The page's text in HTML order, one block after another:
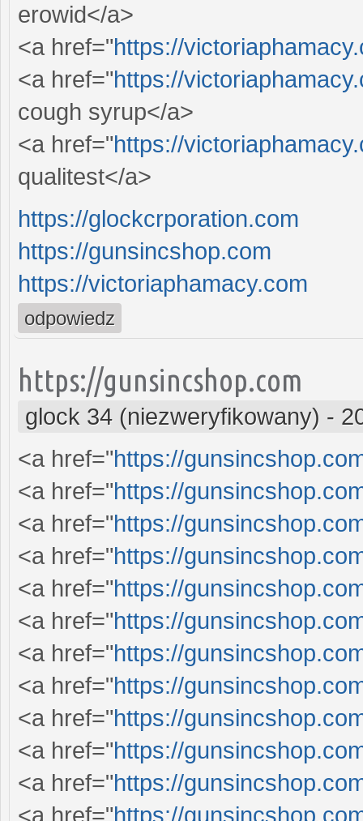
erowid</a>
<a href="https://
<a href="https://
cough syrup</a>
<a href="https://
qualitest</a>
https://glockcrporation.com
https://gunsincshop.com
https://victoriaphamacy.com
odpowiedz
https://gunsincshop.com
glock 34 (niezweryfikowany) -
<a href="https://
<a href="https://
<a href="https://
<a href="https://
<a href="https://
<a href="https://
<a href="https://
<a href="https://
<a href="https://
<a href="https://
<a href="https://
<a href="https://